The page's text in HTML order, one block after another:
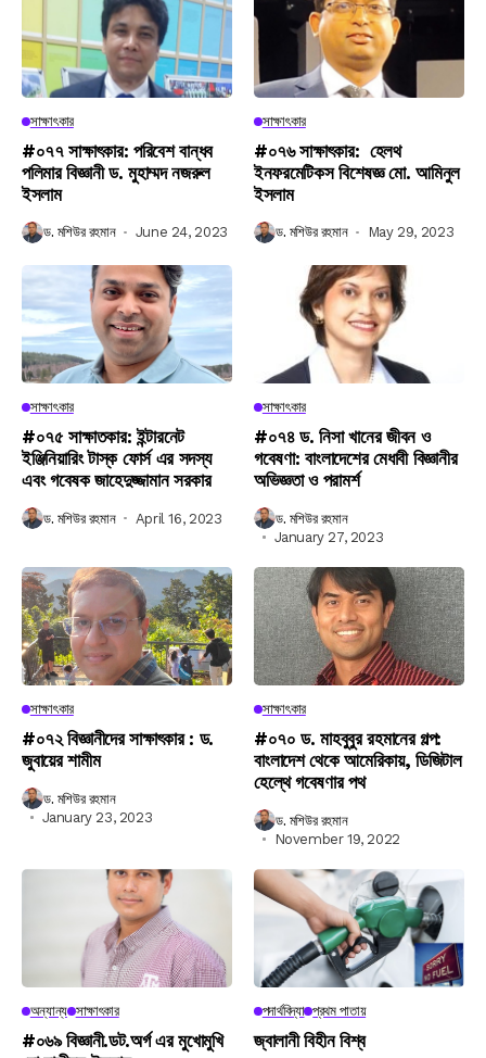
সাক্ষাৎকার
#০৭৭ সাক্ষাৎকার: পরিবেশ বান্ধব
পলিমার বিজ্ঞানী ড. মুহাম্মদ নজরুল
ইসলাম
ড. মশিউর রহমান June 24, 2023
সাক্ষাৎকার
#০৭৬ সাক্ষাৎকার: হেলথ
ইনফরমেটিকস বিশেষজ্ঞ মো. আমিনুল
ইসলাম
ড. মশিউর রহমান May 29, 2023
সাক্ষাৎকার
#০৭৫ সাক্ষাতকার: ইন্টারনেট
ইঞ্জিনিয়ারিং টাস্ক ফোর্স এর সদস্য
এবং গবেষক জাহেদুজ্জামান সরকার
ড. মশিউর রহমান April 16, 2023
সাক্ষাৎকার
#০৭৪ ড. নিসা খানের জীবন ও
গবেষণা: বাংলাদেশের মেধাবী বিজ্ঞানীর
অভিজ্ঞতা ও পরামর্শ
ড. মশিউর রহমান
January 27, 2023
সাক্ষাৎকার
#০৭২ বিজ্ঞানীদের সাক্ষাৎকার : ড.
জুবায়ের শামীম
ড. মশিউর রহমান
January 23, 2023
সাক্ষাৎকার
#০৭০ ড. মাহবুবুর রহমানের গল্প:
বাংলাদেশ থেকে আমেরিকায়, ডিজিটাল
হেল্থে গবেষণার পথ
ড. মশিউর রহমান
November 19, 2022
অন্যান্য সাক্ষাৎকার
#০৬৯ বিজ্ঞানী.ডট.অর্গ এর মুখোমুখি
পদার্থবিদ্যা প্রথম পাতায়
জ্বালানী বিহীন বিশ্ব